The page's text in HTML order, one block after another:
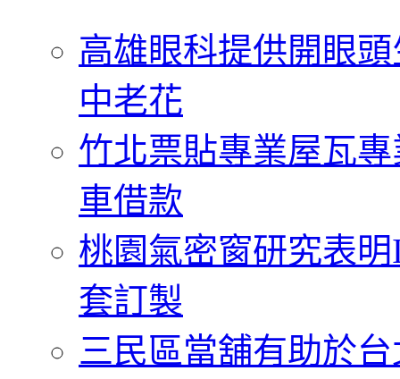
高雄眼科提供開眼
中老花
竹北票貼專業屋瓦
車借款
桃園氣密窗研究表
套訂製
三民區當舖有助於